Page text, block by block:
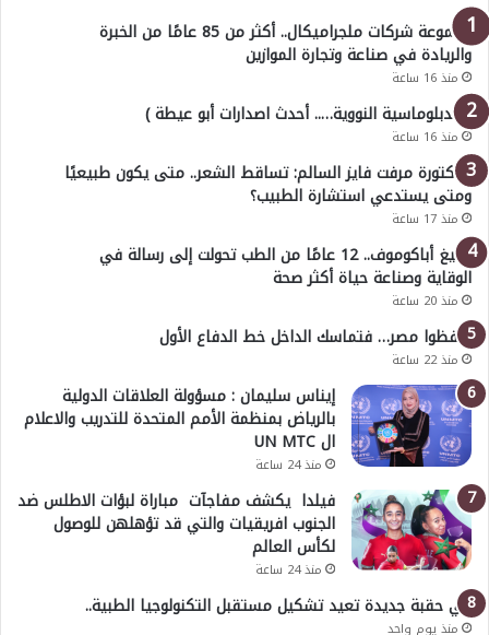
مجموعة شركات ملجراميكال.. أكثر من 85 عامًا من الخبرة
والريادة في صناعة وتجارة الموازين
منذ 16 ساعة
( الدبلوماسية النووية….. أحدث اصدارات أبو عيطة )
منذ 16 ساعة
الدكتورة مرفت فايز السالم: تساقط الشعر.. متى يكون طبيعيًا
ومتى يستدعي استشارة الطبيب؟
منذ 17 ساعة
أوليغ أباكوموف.. 12 عامًا من الطب تحولت إلى رسالة في
الوقاية وصناعة حياة أكثر صحة
منذ 20 ساعة
احفظوا مصر… فتماسك الداخل خط الدفاع الأول
منذ 22 ساعة
إيناس سليمان : مسؤولة العلاقات الدولية
بالرياض بمنظمة الأمم المتحدة للتدريب والاعلام
ال UN MTC
منذ 24 ساعة
فيلدا يكشف مفاجآت مباراة لبؤات الاطلس ضد
الجنوب افريقيات والتي قد تؤهلهن للوصول
لكأس العالم
منذ 24 ساعة
في حقبة جديدة تعيد تشكيل مستقبل التكنولوجيا الطبية..
منذ يوم واحد